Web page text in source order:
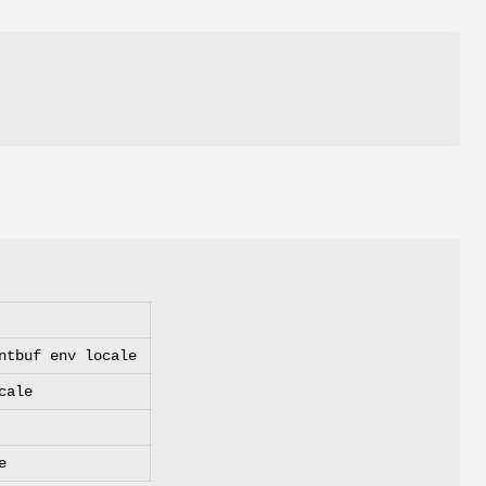
env locale